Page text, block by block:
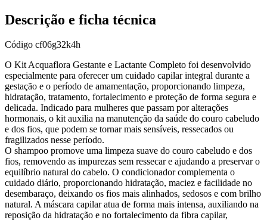
Descrição e ficha técnica
Código cf06g32k4h
O Kit Acquaflora Gestante e Lactante Completo foi desenvolvido
especialmente para oferecer um cuidado capilar integral durante a
gestação e o período de amamentação, proporcionando limpeza,
hidratação, tratamento, fortalecimento e proteção de forma segura e
delicada. Indicado para mulheres que passam por alterações
hormonais, o kit auxilia na manutenção da saúde do couro cabeludo
e dos fios, que podem se tornar mais sensíveis, ressecados ou
fragilizados nesse período.
O shampoo promove uma limpeza suave do couro cabeludo e dos
fios, removendo as impurezas sem ressecar e ajudando a preservar o
equilíbrio natural do cabelo. O condicionador complementa o
cuidado diário, proporcionando hidratação, maciez e facilidade no
desembaraço, deixando os fios mais alinhados, sedosos e com brilho
natural. A máscara capilar atua de forma mais intensa, auxiliando na
reposição da hidratação e no fortalecimento da fibra capilar,